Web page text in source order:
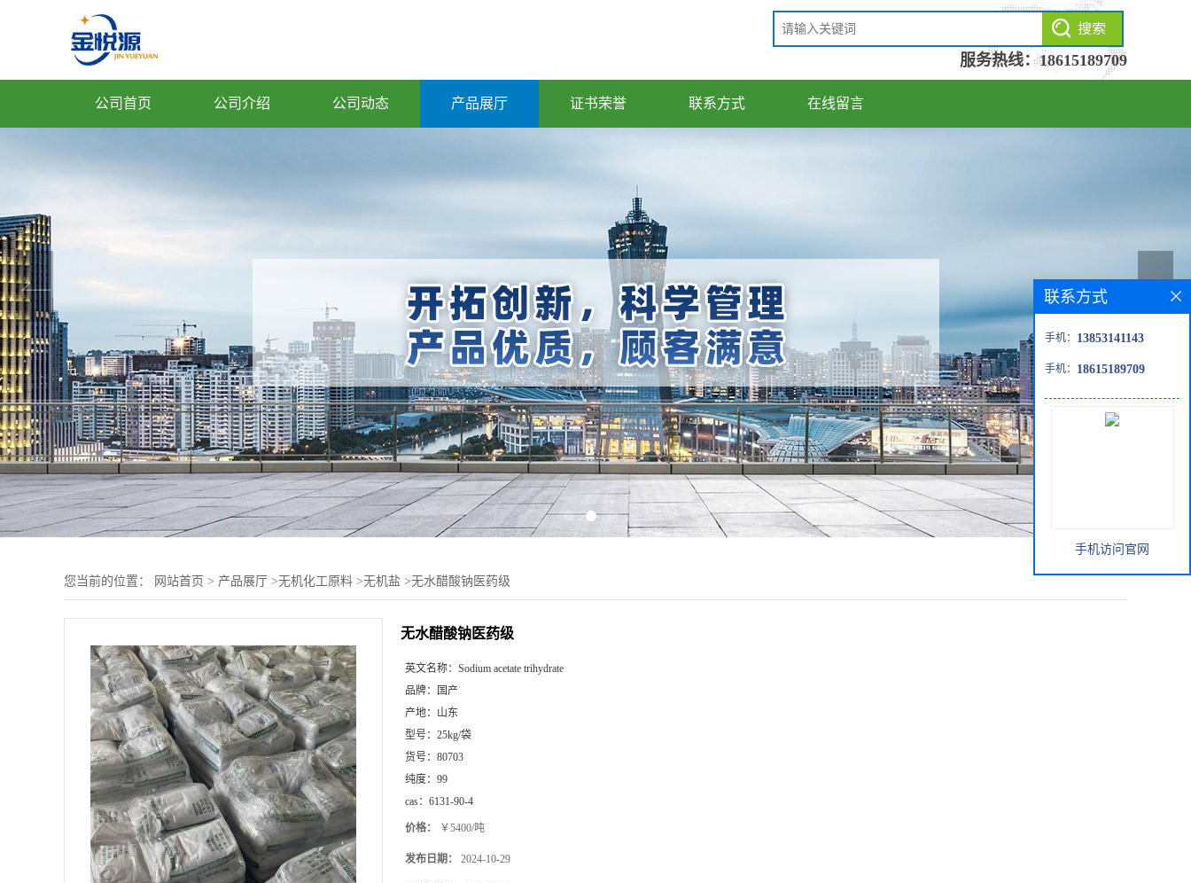
服务热线：18615189709
公司首页 公司介绍 公司动态 产品展厅 证书荣誉 联系方式 在线留言
您当前的位置： 网站首页 > 产品展厅 >无机化工原料 >无机盐 >无水醋酸钠医药级
无水醋酸钠医药级
英文名称： Sodium acetate trihydrate
品牌：
国产
产地： 山东
型号： 25kg/袋
货号： 80703
纯度： 99
cas： 6131-90-4
价格： ￥5400/吨
发布日期： 2024-10-29
联系方式
手机： 13853141143
手机： 18615189709
手机访问官网